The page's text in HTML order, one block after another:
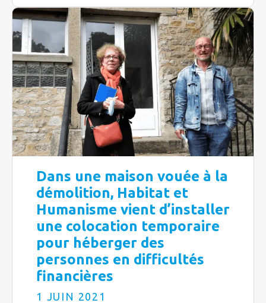
Dans une maison vouée à la
démolition, Habitat et
Humanisme vient d’installer
une colocation temporaire
pour héberger des
personnes en difficultés
financières
1 JUIN 2021